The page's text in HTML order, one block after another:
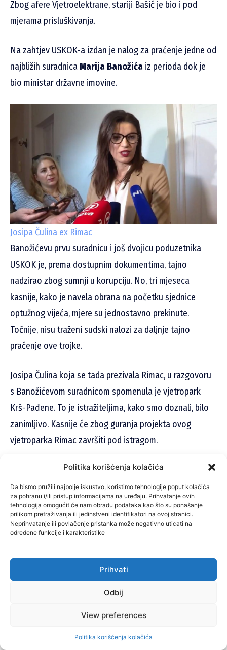
Politika korišćenja kolačića
Da bismo pružili najbolje iskustvo, koristimo tehnologije poput kolačića
za pohranu i/ili pristup informacijama na uređaju. Prihvatanje ovih
tehnologija omogućit će nam obradu podataka kao što su ponašanje
prilikom pretraživanja ili jedinstveni identifikatori na ovoj stranici.
Neprihvatanje ili povlačenje pristanka može negativno uticati na
određene funkcije i karakteristike
Prihvati
Odbij
View preferences
Politika korišćenja kolačića
Zbog afere Vjetroelektrane, stariji Bašić je bio i pod
mjerama prisluškivanja.
Na zahtjev USKOK-a izdan je nalog za praćenje jedne od
najbližih suradnica Marija Banožića iz perioda dok je
bio ministar državne imovine.
Josipa Čulina ex Rimac
Banožićevu prvu suradnicu i još dvojicu poduzetnika
USKOK je, prema dostupnim dokumentima, tajno
nadzirao zbog sumnji u korupciju. No, tri mjeseca
kasnije, kako je navela obrana na početku sjednice
optužnog vijeća, mjere su jednostavno prekinute.
Točnije, nisu traženi sudski nalozi za daljnje tajno
praćenje ove trojke.
Josipa Čulina koja se tada prezivala Rimac, u razgovoru
s Banožićevom suradnicom spomenula je vjetropark
Krš-Pađene. To je istražiteljima, kako smo doznali, bilo
zanimljivo. Kasnije će zbog guranja projekta ovog
vjetroparka Rimac završiti pod istragom.
Bašić i Stipić su kao osumnjičeni prisluškivani i u
Hrvatskoj i u BiH. Naime, obojica imaju hrvatsko i
bosansko-hercegovačko državljanstvo, te su često
zbog poslovnog carstva koje su primarno izgradili u BiH
putovali izmađu dvije zemlje. Obrana Josipe Čuline drži
vlasti trebale od bosansko-hercegovačkog pravosuđa
tražiti odobrenje za njihovo prisluškivanje, te tražiti od
bosansko-hercegovačkih kolega da preuzmu tajni